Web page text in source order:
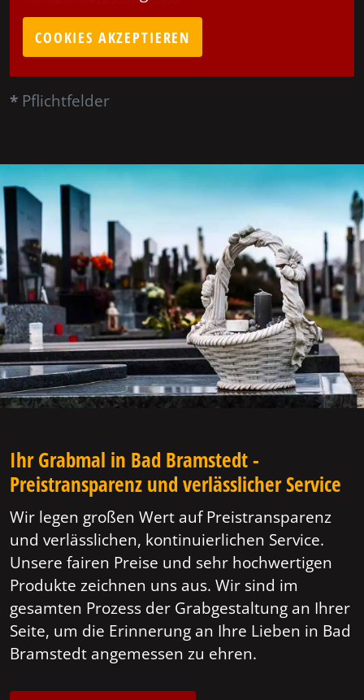
COOKIES AKZEPTIEREN
* Pflichtfelder
Ihr Grabmal in Bad Bramstedt -
Preistransparenz und verlässlicher Service
Wir legen großen Wert auf Preistransparenz
und verlässlichen, kontinuierlichen Service.
Unsere fairen Preise und sehr hochwertigen
Produkte zeichnen uns aus. Wir sind im
gesamten Prozess der Grabgestaltung an Ihrer
Seite, um die Erinnerung an Ihre Lieben in Bad
Bramstedt angemessen zu ehren.